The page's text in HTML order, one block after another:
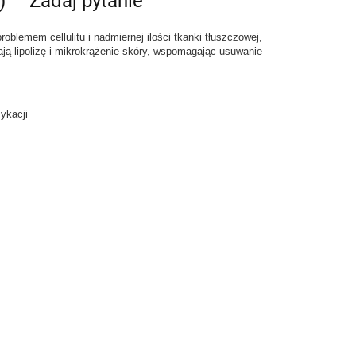
cellulitu i nadmiernej ilości tkanki tłuszczowej,
lipolizę i mikrokrążenie skóry, wspomagając usuwanie